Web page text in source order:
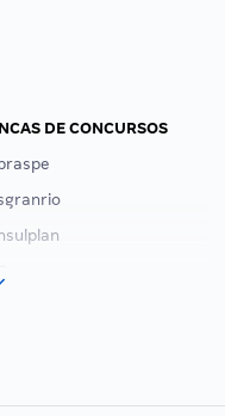
DE CONCURSOS